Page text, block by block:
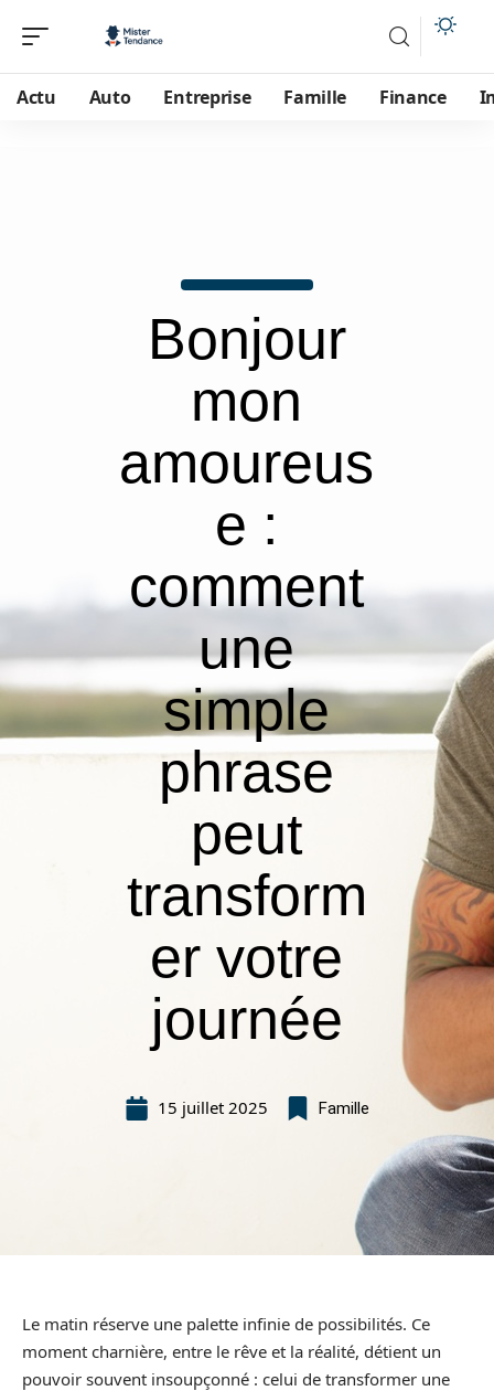
Actu Auto Entreprise Famille Finance
Bonjour
mon
amoureus
e :
comment
une
simple
phrase
peut
transform
er votre
journée
15 juillet 2025 Famille
Le matin réserve une palette infinie de possibilités. Ce
moment charnière, entre le rêve et la réalité, détient un
pouvoir souvent insoupçonné : celui de transformer une